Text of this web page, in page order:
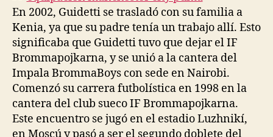
En 2002, Guidetti se trasladó con su familia a
Kenia, ya que su padre tenía un trabajo allí. Esto
significaba que Guidetti tuvo que dejar el IF
Brommapojkarna, y se unió a la cantera del
Impala BrommaBoys con sede en Nairobi.
Comenzó su carrera futbolística en 1998 en la
cantera del club sueco IF Brommapojkarna.
Este encuentro se jugó en el estadio Luzhnikí,
en Moscú y pasó a ser el segundo doblete del